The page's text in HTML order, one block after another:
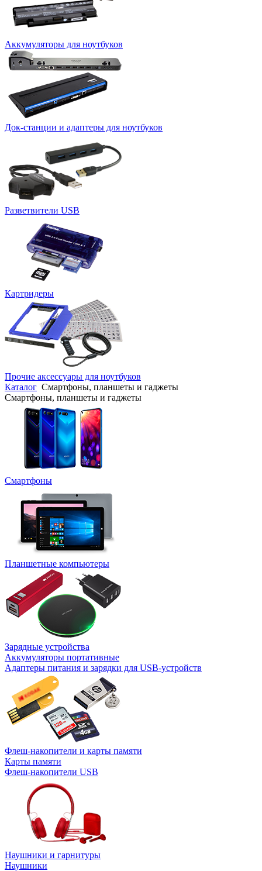
Аккумуляторы для ноутбуков
Док-станции и адаптеры для ноутбуков
Разветвители USB
Картридеры
Прочие аксессуары для ноутбуков
Каталог Смартфоны, планшеты и гаджеты
Смартфоны, планшеты и гаджеты
Смартфоны
Планшетные компьютеры
Зарядные устройства
Аккумуляторы портативные
Адаптеры питания и зарядки для USB-устройств
Флеш-накопители и карты памяти
Карты памяти
Флеш-накопители USB
Наушники и гарнитуры
Наушники